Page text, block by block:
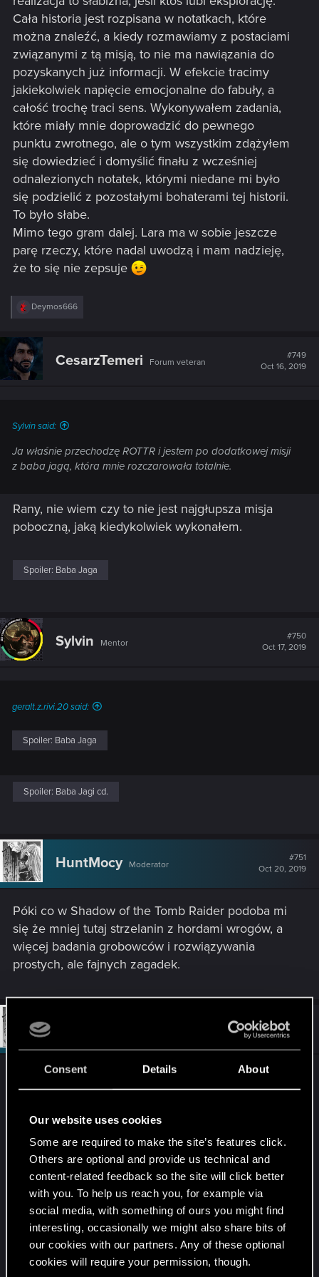
Consent Details About
Our website uses cookies
Some are required to make the site’s features click.
Others are optional and provide us technical and
content-related feedback so the site will click better
with you. To help us reach you, for example via
social media, with something of ours you might find
interesting, occasionally we might also share bits of
our cookies with our partners. Any of these optional
cookies will require your permission, though.
Cała historia jest rozpisana w notatkach, które
można znaleźć, a kiedy rozmawiamy z postaciami
związanymi z tą misją, to nie ma nawiązania do
pozyskanych już informacji. W efekcie tracimy
jakiekolwiek napięcie emocjonalne do fabuły, a
całość trochę traci sens. Wykonywałem zadania,
które miały mnie doprowadzić do pewnego
punktu zwrotnego, ale o tym wszystkim zdążyłem
się dowiedzieć i domyślić finału z wcześniej
odnalezionych notatek, którymi niedane mi było
się podzielić z pozostałymi bohaterami tej historii.
To było słabe.
Mimo tego gram dalej. Lara ma w sobie jeszcze
parę rzeczy, które nadal uwodzą i mam nadzieję,
że to się nie zepsuje
R
c
t
i
o
Deymos666
CesarzTemeri Forum veteran
#749
Oct 16, 2019
Sylvin said:
Ja właśnie przechodzę ROTTR i jestem po dodatkowej misji
z baba jagą, która mnie rozczarowała totalnie.
Rany, nie wiem czy to nie jest najgłupsza misja
poboczną, jaką kiedykolwiek wykonałem.
Spoiler: Baba Jaga
Sylvin Mentor
#750
Oct 17, 2019
geralt.z.rivi.20 said:
Spoiler: Baba Jaga
Spoiler: Baba Jagi cd.
HuntMocy Moderator
#751
Oct 20, 2019
Póki co w Shadow of the Tomb Raider podoba mi
się że mniej tutaj strzelanin z hordami wrogów, a
więcej badania grobowców i rozwiązywania
prostych, ale fajnych zagadek.
#752
Oct 25, 2019
Skończyłem Shadow of the Tomb Raider i niestety
muszę przychylić się do opinii, że to najsłabsza
przetwarzająca ograne motywy. Skłamałbym
jednak gdybym powiedział, że nie bawiłem się
dobrze, bo formuła wypracowana już w pierwszej
części tego odświeżonego cyklu bardzo mi się
spodobała. W grze znalazło się też kilka naprawdę
niezłych momentów, które zapadną mi w pamięć
na dłużej. Dotyczy to zarówno przerywników
filmowych jak i oskryptowanych scen akcji.